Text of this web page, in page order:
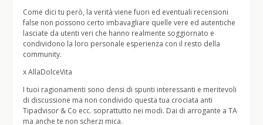
Come dici tu però, la verità viene fuori ed eventuali recensioni
false non possono certo imbavagliare quelle vere ed autentiche
lasciate da utenti veri che hanno realmente soggiornato e
condividono la loro personale esperienza con il resto della
community.
x AllaDolceVita
I tuoi ragionamenti sono densi di spunti interessanti e meritevoli
di discussione ma non condivido questa tua crociata anti
Tipadvisor & Co ecc. soprattutto nei modi. Dai di arrogante a TA
ma anche te non scherzi mica.